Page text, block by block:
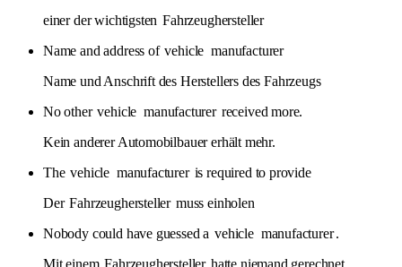
einer der wichtigsten Fahrzeughersteller
Name and address of vehicle manufacturer
Name und Anschrift des Herstellers des Fahrzeugs
No other vehicle manufacturer received more.
Kein anderer Automobilbauer erhält mehr.
The vehicle manufacturer is required to provide
Der Fahrzeughersteller muss einholen
Nobody could have guessed a vehicle manufacturer .
Mit einem Fahrzeughersteller hatte niemand gerechnet.